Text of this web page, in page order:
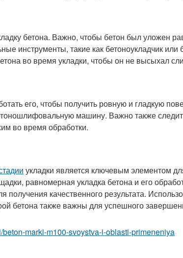
бетона. Важно, чтобы бетон был уложен
инструменты, такие как бетоноукладчик или
во время укладки, чтобы он не высыхал
его, чтобы получить ровную и гладкую
машину. Важно также
во время обработки.
укладки является ключевым элементом
равномерная укладка бетона и его
получения качественного результата.
бетона также важны для успешного
marki-m100-svoystva-i-oblasti-primeneniya